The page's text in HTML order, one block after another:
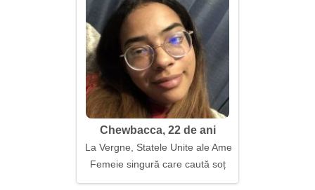
Chewbacca, 22 de ani
La Vergne, Statele Unite ale Americii
Femeie singură care caută soț